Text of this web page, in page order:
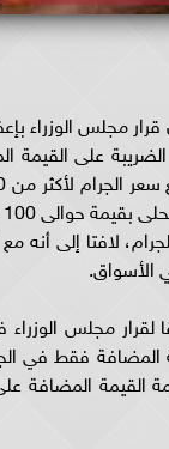
مجلس الوزراء
عن السعر العالمي بنحو 600 و700
الأسواق.
مجلس